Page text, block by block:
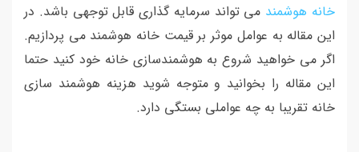
خانه هوشمند می تواند سرمایه گذاری قابل توجهی باشد. در
این مقاله به عوامل موثر بر قیمت خانه هوشمند می پردازیم.
اگر می خواهید شروع به هوشمندسازی خانه خود کنید حتما
این مقاله را بخوانید و متوجه شوید هزینه هوشمند سازی
خانه تقریبا به چه عواملی بستگی دارد.